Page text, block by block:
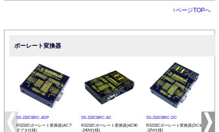
↑ページTOPへ
ボーレート変換器
SS-232CBRC-ADP
RS232Cボーレート変換器(ACア
ダプタ仕様)
SS-232CBRC-AC
RS232Cボーレート変換器(AC90
-240V仕様)
SS-232CBRC-DC
RS232Cボーレート変換器(DC10
-32V仕様)
リ